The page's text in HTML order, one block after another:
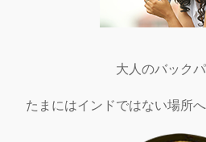
大人のバック
たまにはインドではない場所